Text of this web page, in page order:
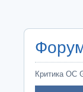
Критика ОС